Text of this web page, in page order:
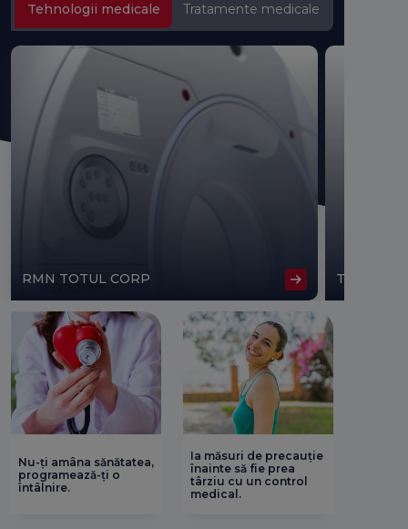
Tehnologii medicale Tratamente medicale
RMN TOTUL CORP
Nu-ți amâna sănătatea,
programează-ți o
întâlnire.
Ia măsuri de precauție
înainte să fie prea
târziu cu un control
medical.